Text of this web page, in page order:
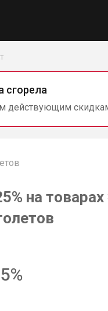
сгорела
действующим
на
%